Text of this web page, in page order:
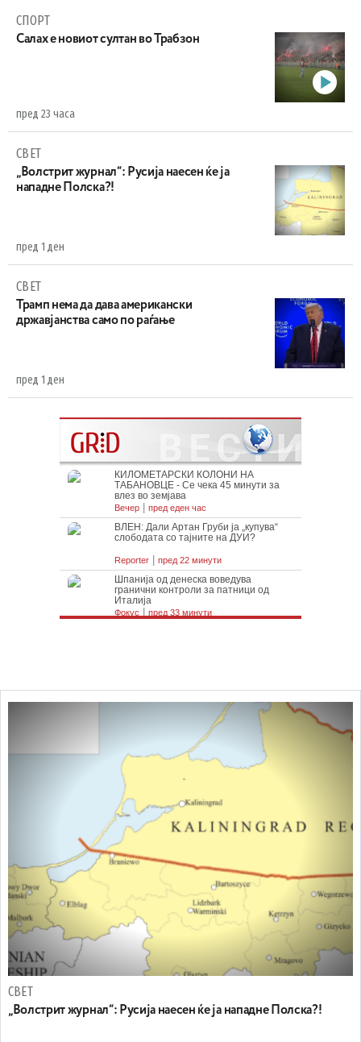
СПОРТ
Салах е новиот султан во Трабзон
пред 23 часа
СВЕТ
„Волстрит журнал“: Русија наесен ќе ја
нападне Полска?!
пред 1 ден
СВЕТ
Трамп нема да дава американски
државјанства само по раѓање
пред 1 ден
СВЕТ
„Волстрит журнал“: Русија наесен ќе ја нападне Полска?!